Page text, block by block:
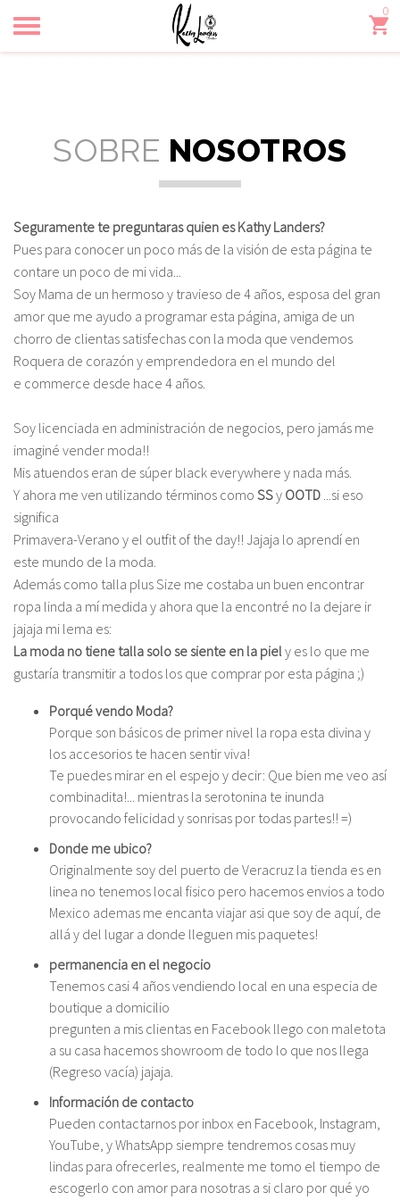
Toggle
navigation
0
SOBRE NOSOTROS
Seguramente te preguntaras quien es Kathy Landers?
Pues para conocer un poco más de la visión de esta página te
contare un poco de mi vida...
Soy Mama de un hermoso y travieso de 4 años, esposa del gran
amor que me ayudo a programar esta página, amiga de un
chorro de clientas satisfechas con la moda que vendemos
Roquera de corazón y emprendedora en el mundo del
e commerce desde hace 4 años.
Soy licenciada en administración de negocios, pero jamás me
imaginé vender moda!!
Mis atuendos eran de súper black everywhere y nada más.
Y ahora me ven utilizando términos como SSy OOTD ...si eso
significa
Primavera-Verano y el outfit of the day!! Jajaja lo aprendí en
este mundo de la moda.
Además como talla plus Size me costaba un buen encontrar
ropa linda a mí medida y ahora que la encontré no la dejare ir
jajaja mi lema es:
La moda no tiene talla solo se siente en la piel y es lo que me
gustaría transmitir a todos los que comprar por esta página ;)
Porqué vendo Moda?
Porque son básicos de primer nivel la ropa esta divina y
los accesorios te hacen sentir viva!
Te puedes mirar en el espejo y decir: Que bien me veo así
combinadita!... mientras la serotonina te inunda
provocando felicidad y sonrisas por todas partes!! =)
Donde me ubico?
Originalmente soy del puerto de Veracruz la tienda es en
linea no tenemos local fisico pero hacemos envios a todo
Mexico ademas me encanta viajar asi que soy de aquí, de
allá y del lugar a donde lleguen mis paquetes!
permanencia en el negocio
Tenemos casi 4 años vendiendo local en una especia de
boutique a domicilio
pregunten a mis clientas en Facebook llego con maletota
a su casa hacemos showroom de todo lo que nos llega
(Regreso vacía) jajaja.
Información de contacto
Pueden contactarnos por inbox en Facebook, Instagram,
YouTube, y WhatsApp siempre tendremos cosas muy
lindas para ofrecerles, realmente me tomo el tiempo de
escogerlo con amor para nosotras a si claro por qué yo